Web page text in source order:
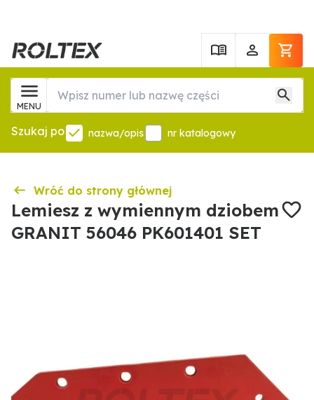
MENU
Szukaj po nazwa/opis nr katalogowy
Wróć do strony głównej
Lemiesz z wymiennym dziobem
GRANIT 56046 PK601401 SET